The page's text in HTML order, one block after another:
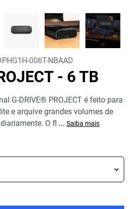
006T-NBAAD
- 6 TB
G-DRIVE® PROJECT é feito para
e arquive grandes volumes de
O fl ... Saiba mais